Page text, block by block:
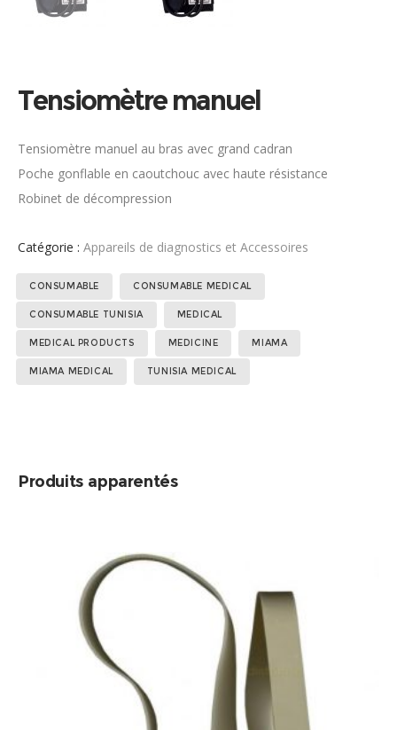
Tensiomètre manuel
Tensiomètre manuel au bras avec grand cadran
Poche gonflable en caoutchouc avec haute résistance
Robinet de décompression
Catégorie : Appareils de diagnostics et Accessoires
CONSUMABLE CONSUMABLE MEDICAL
CONSUMABLE TUNISIA MEDICAL
MEDICAL PRODUCTS MEDICINE MIAMA
MIAMA MEDICAL TUNISIA MEDICAL
Produits apparentés